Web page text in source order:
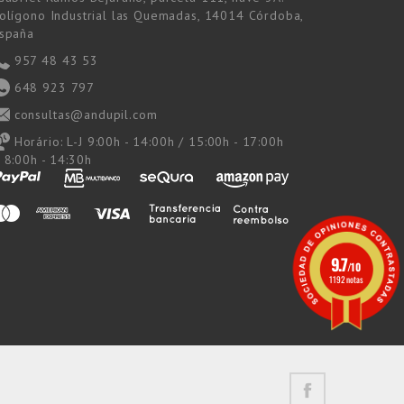
Industrial las Quemadas, 14014 Córdoba,
957 48 43 53
648 923 797
consultas@andupil.com
Horário: L-J 9:00h - 14:00h / 15:00h - 17:00h
8:00h - 14:30h
9.7/10
1192 notas